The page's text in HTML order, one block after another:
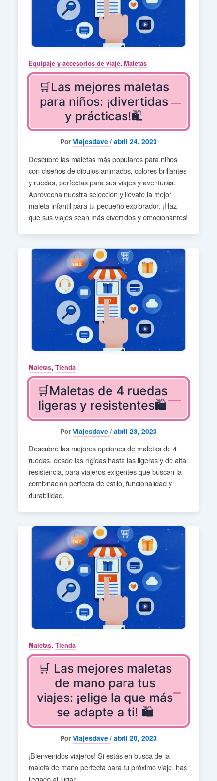
Equipaje y accesorios de viaje, Maletas
🛒Las mejores maletas
para niños: ¡divertidas
y prácticas!🛍️
Por Viajesdave / abril 24, 2023
Descubre las maletas más populares para niños
con diseños de dibujos animados, colores brillantes
y ruedas, perfectas para sus viajes y aventuras.
Aprovecha nuestra selección y llévate la mejor
maleta infantil para tu pequeño explorador. ¡Haz
que sus viajes sean más divertidos y emocionantes!
Maletas, Tienda
🛒Maletas de 4 ruedas
ligeras y resistentes🛍️
Por Viajesdave / abril 23, 2023
Descubre las mejores opciones de maletas de 4
ruedas, desde las rígidas hasta las ligeras y de alta
resistencia, para viajeros exigentes que buscan la
combinación perfecta de estilo, funcionalidad y
durabilidad.
Maletas, Tienda
🛒 Las mejores maletas
de mano para tus
viajes: ¡elige la que más
se adapte a ti! 🛍️
Por Viajesdave / abril 20, 2023
¡Bienvenidos viajeros! Si estás en busca de la
maleta de mano perfecta para tu próximo viaje, has
llegado al lugar